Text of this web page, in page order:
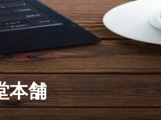
本舗